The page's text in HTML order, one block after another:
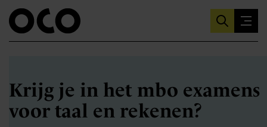
Krijg je in het mbo examens
voor taal en rekenen?